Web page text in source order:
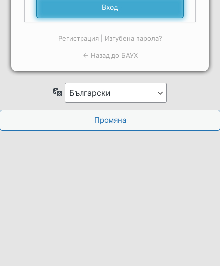
Регистрация| Изгубена парола?
← Назад до БАУХ
Език